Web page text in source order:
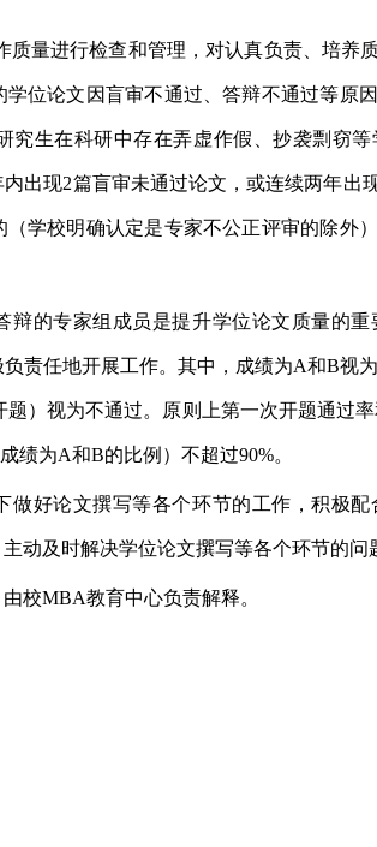
质量进行检查和管理，对认真负责、培养
位论文因盲审不通过、答辩不通过等原
究生在科研中存在弄虚作假、抄袭剽窃
内出现2篇盲审未通过论文，或连续两年出
学校明确认定是专家不公正评审的除外
辩的专家组成员是提升学位论文质量的
责任地开展工作。其中，成绩为A和B视
题）视为不通过。原则上第一次开题通过
绩为A和B的比例）不超过90%。
做好论文撰写等各个环节的工作，积极
动及时解决学位论文撰写等各个环节的问
校MBA教育中心负责解释。